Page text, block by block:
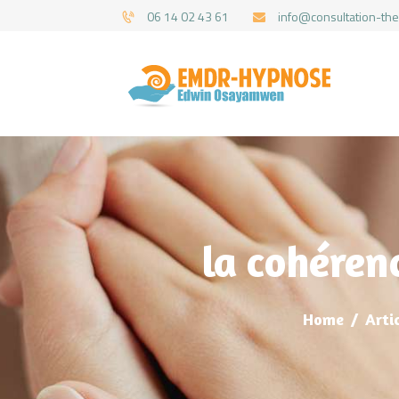
06 14 02 43 61 info@consultation-
la
Home